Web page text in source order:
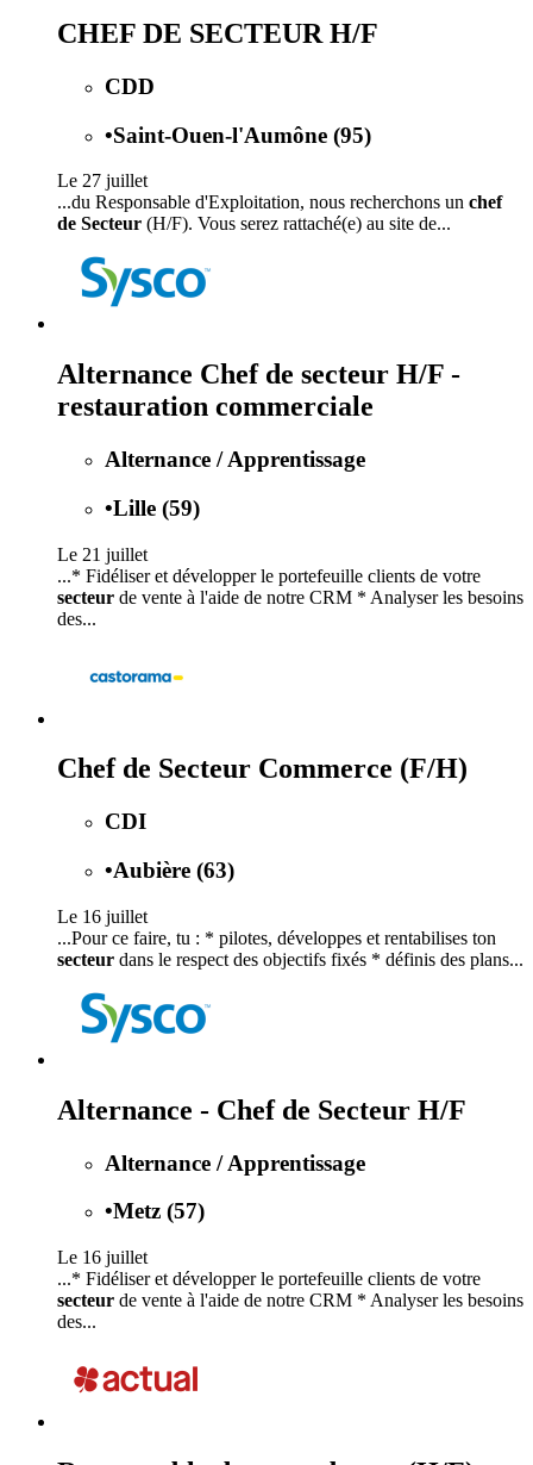
CHEF DE SECTEUR H/F
CDD
•Saint-Ouen-l'Aumône (95)
Le 27 juillet
...du Responsable d'Exploitation, nous recherchons un chef
de Secteur (H/F). Vous serez rattaché(e) au site de...
Alternance Chef de secteur H/F -
restauration commerciale
Alternance / Apprentissage
•Lille (59)
Le 21 juillet
...* Fidéliser et développer le portefeuille clients de votre
secteur de vente à l'aide de notre CRM * Analyser les besoins
des...
Chef de Secteur Commerce (F/H)
CDI
•Aubière (63)
Le 16 juillet
...Pour ce faire, tu : * pilotes, développes et rentabilises ton
secteur dans le respect des objectifs fixés * définis des plans...
Alternance - Chef de Secteur H/F
Alternance / Apprentissage
•Metz (57)
Le 16 juillet
...* Fidéliser et développer le portefeuille clients de votre
secteur de vente à l'aide de notre CRM * Analyser les besoins
des...